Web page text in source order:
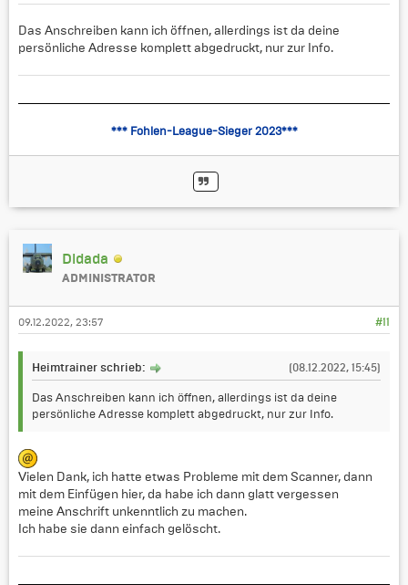
Das Anschreiben kann ich öffnen, allerdings ist da deine
persönliche Adresse komplett abgedruckt, nur zur Info.
*** Fohlen-League-Sieger 2023***
Didada
ADMINISTRATOR
#11
09.12.2022, 23:57
(08.12.2022, 15:45)
Heimtrainer schrieb:
Das Anschreiben kann ich öffnen, allerdings ist da deine
persönliche Adresse komplett abgedruckt, nur zur Info.
Vielen Dank, ich hatte etwas Probleme mit dem Scanner, dann
mit dem Einfügen hier, da habe ich dann glatt vergessen
meine Anschrift unkenntlich zu machen.
Ich habe sie dann einfach gelöscht.